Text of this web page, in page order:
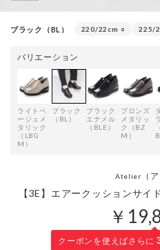
ブラック（BL） 220/22cm ○ 225/
バリエーション
ライトベ
ージュメ
タリック
（LBG
M）
ブラック
（BL）
ブラック
エナメル
（BLE）
ブロンズ
メタリッ
ク（BZ
M）
Atelier （
【3E】エアークッションサイ
￥
クーポンを使えばさらに